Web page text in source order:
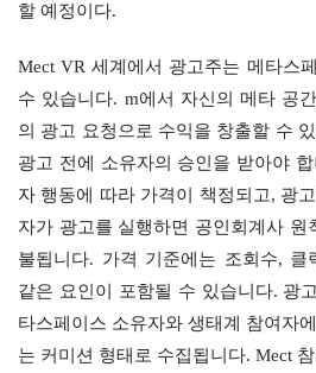
할 예정이다.
Mect VR 세계에서 광고주는 메타스
수 있습니다. m에서 자신의 메타 공
의 광고 요청으로 수익을 창출할 수
광고 전에 소유자의 승인을 받아야 합
자 행동에 따라 가격이 책정되고, 광
자가 광고를 실행하면 공인회계사 원
불됩니다. 가격 기준에는 조회수,
같은 요인이 포함될 수 있습니다. 광
타스페이스 소유자와 생태계 참여자
는 커미션 형태로 수집됩니다. Mect